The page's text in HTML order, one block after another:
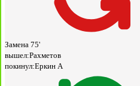
Замена 75'
вышел:Рахметов
покинул:Еркин А